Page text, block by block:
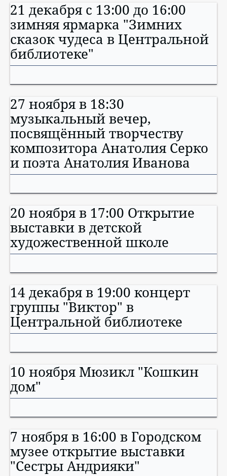
21 декабря с 13:00 до 16:00
зимняя ярмарка "Зимних
сказок чудеса в Центральной
библиотеке"
27 ноября в 18:30
музыкальный вечер,
посвящённый творчеству
композитора Анатолия Серко
и поэта Анатолия Иванова
20 ноября в 17:00 Открытие
выставки в детской
художественной школе
14 декабря в 19:00 концерт
группы "Виктор" в
Центральной библиотеке
10 ноября Мюзикл "Кошкин
дом"
7 ноября в 16:00 в Городском
музее открытие выставки
"Сестры Андрияки"